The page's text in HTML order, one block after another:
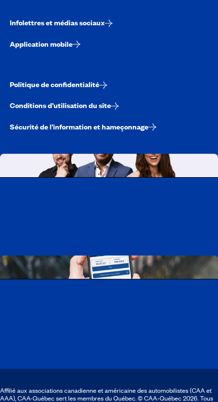
Infolettres et médias sociaux
Application mobile
Politique de confidentialité
Conditions d’utilisation du site
Sécurité de l’information et hameçonnage
Affilié aux associations canadienne et américaine des automobilistes (CAA et
AAA), CAA-Québec sert les membres du Québec. © CAA‑Québec 2026. Tous